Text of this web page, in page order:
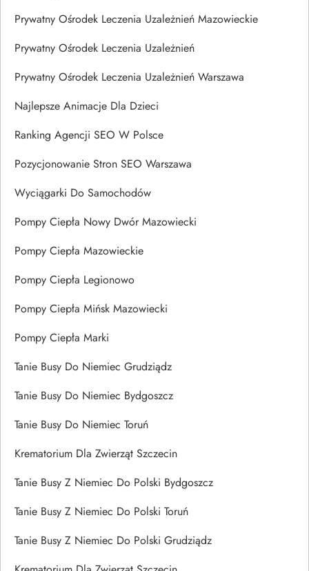
Prywatny Ośrodek Leczenia Uzależnień Mazowieckie
Prywatny Ośrodek Leczenia Uzależnień
Prywatny Ośrodek Leczenia Uzależnień Warszawa
Najlepsze Animacje Dla Dzieci
Ranking Agencji SEO W Polsce
Pozycjonowanie Stron SEO Warszawa
Wyciągarki Do Samochodów
Pompy Ciepła Nowy Dwór Mazowiecki
Pompy Ciepła Mazowieckie
Pompy Ciepła Legionowo
Pompy Ciepła Mińsk Mazowiecki
Pompy Ciepła Marki
Tanie Busy Do Niemiec Grudziądz
Tanie Busy Do Niemiec Bydgoszcz
Tanie Busy Do Niemiec Toruń
Krematorium Dla Zwierząt Szczecin
Tanie Busy Z Niemiec Do Polski Bydgoszcz
Tanie Busy Z Niemiec Do Polski Toruń
Tanie Busy Z Niemiec Do Polski Grudziądz